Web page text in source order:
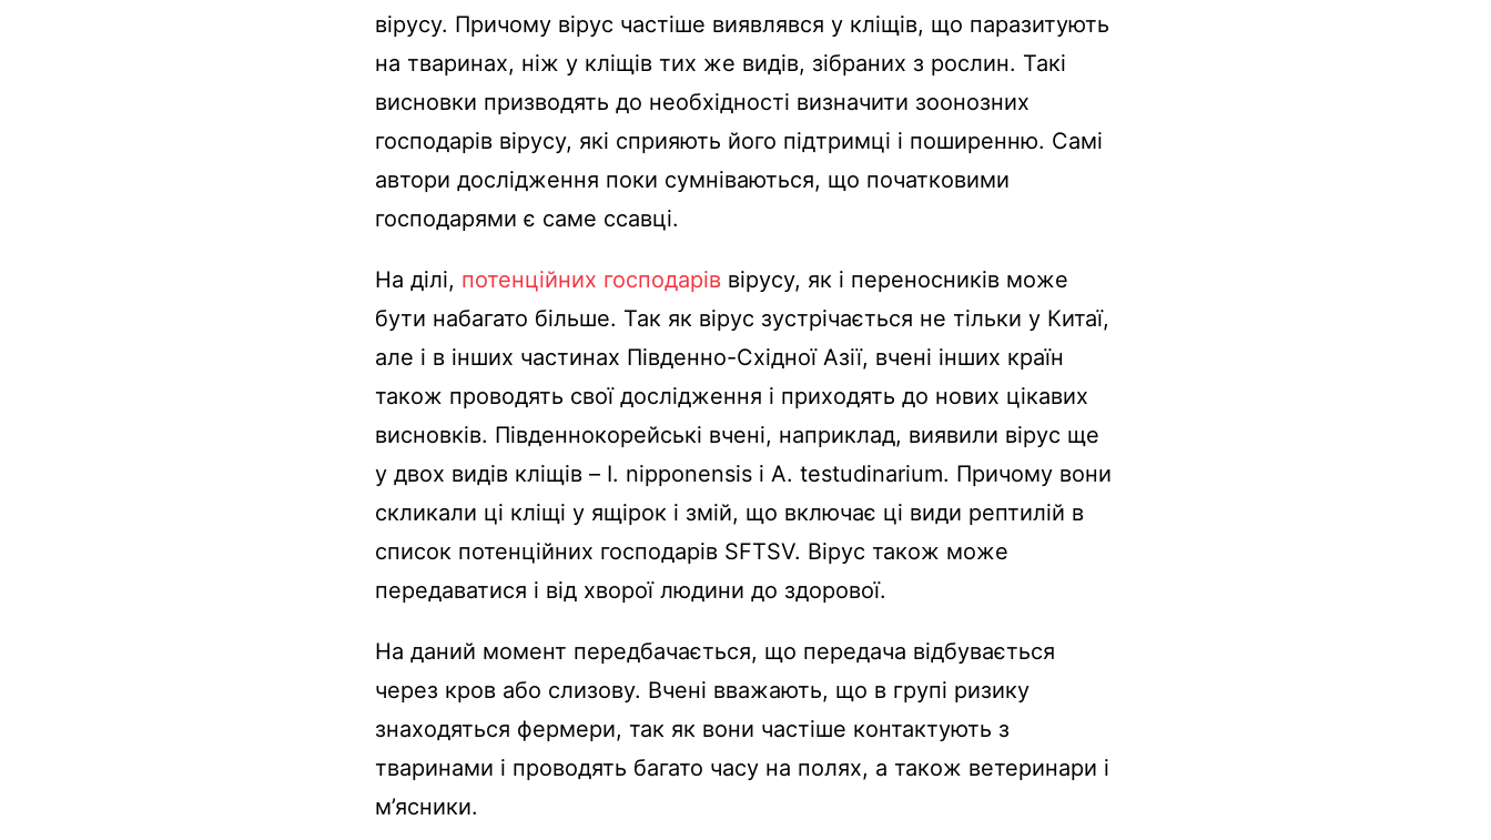
вірусу. Причому вірус частіше виявлявся у кліщів, що паразитують
на тваринах, ніж у кліщів тих же видів, зібраних з рослин. Такі
висновки призводять до необхідності визначити зоонозних
господарів вірусу, які сприяють його підтримці і поширенню. Самі
автори дослідження поки сумніваються, що початковими
господарями є саме ссавці.
На ділі, потенційних господарів вірусу, як і переносників може
бути набагато більше. Так як вірус зустрічається не тільки у Китаї,
але і в інших частинах Південно-Східної Азії, вчені інших країн
також проводять свої дослідження і приходять до нових цікавих
висновків. Південнокорейські вчені, наприклад, виявили вірус ще
у двох видів кліщів – I. nipponensis і A. testudinarium. Причому вони
скликали ці кліщі у ящірок і змій, що включає ці види рептилій в
список потенційних господарів SFTSV. Вірус також може
передаватися і від хворої людини до здорової.
На даний момент передбачається, що передача відбувається
через кров або слизову. Вчені вважають, що в групі ризику
знаходяться фермери, так як вони частіше контактують з
тваринами і проводять багато часу на полях, а також ветеринари і
м’ясники.